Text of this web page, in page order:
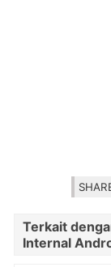
Terkait
Internal